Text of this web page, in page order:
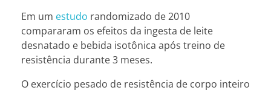
Em um estudo randomizado de 2010
compararam os efeitos da ingesta de leite
desnatado e bebida isotônica após treino de
resistência durante 3 meses.
O exercício pesado de resistência de corpo inteiro